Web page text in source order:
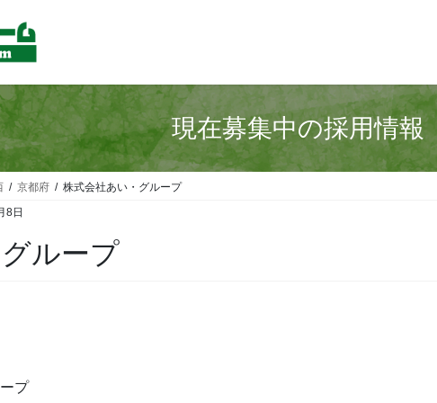
現在募集中の採用情報
京都府
株式会社あい・グループ
8日
ループ
プ